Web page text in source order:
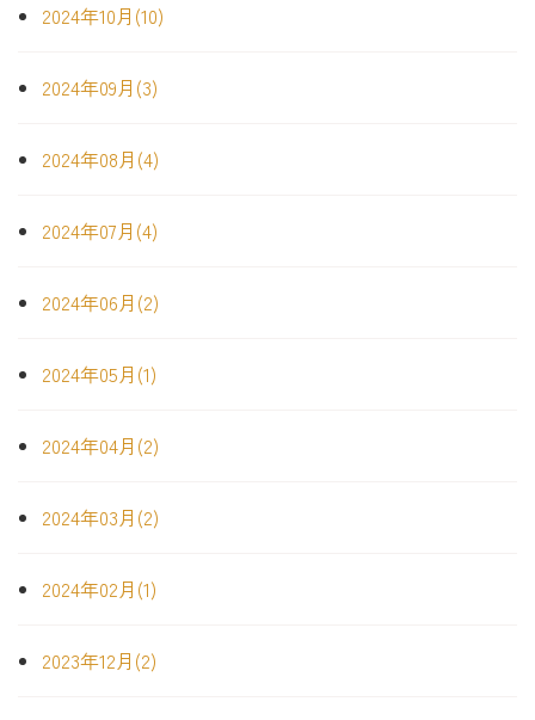
2024年10月(10)
2024年09月(3)
2024年08月(4)
2024年07月(4)
2024年06月(2)
2024年05月(1)
2024年04月(2)
2024年03月(2)
2024年02月(1)
2023年12月(2)